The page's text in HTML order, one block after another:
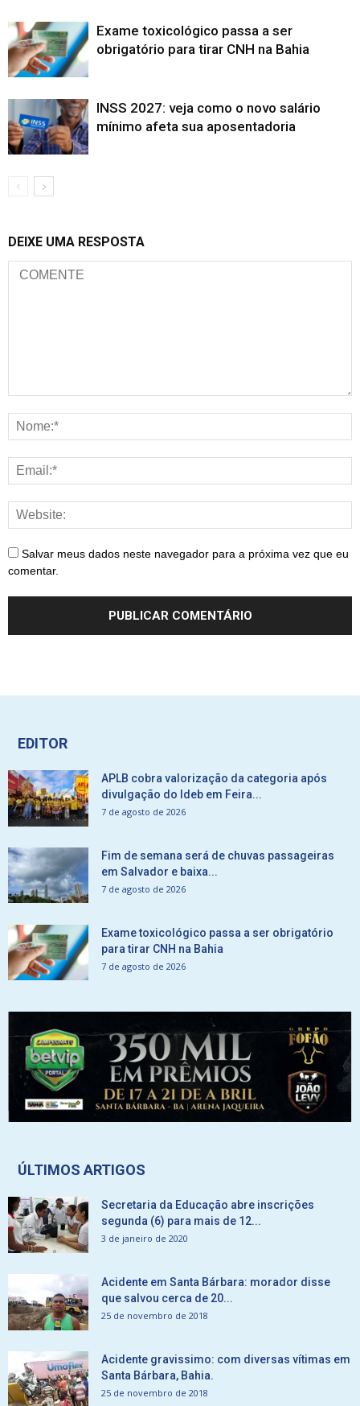
Exame toxicológico passa a ser
obrigatório para tirar CNH na Bahia
INSS 2027: veja como o novo salário
mínimo afeta sua aposentadoria
DEIXE UMA RESPOSTA
Salvar meus dados neste navegador para a próxima vez que eu
comentar.
EDITOR
APLB cobra valorização da categoria após
divulgação do Ideb em Feira...
7 de agosto de 2026
Fim de semana será de chuvas passageiras
em Salvador e baixa...
7 de agosto de 2026
Exame toxicológico passa a ser obrigatório
para tirar CNH na Bahia
7 de agosto de 2026
ÚLTIMOS ARTIGOS
Secretaria da Educação abre inscrições
segunda (6) para mais de 12...
3 de janeiro de 2020
Acidente em Santa Bárbara: morador disse
que salvou cerca de 20...
25 de novembro de 2018
Acidente gravissimo: com diversas vítimas em
Santa Bárbara, Bahia.
25 de novembro de 2018